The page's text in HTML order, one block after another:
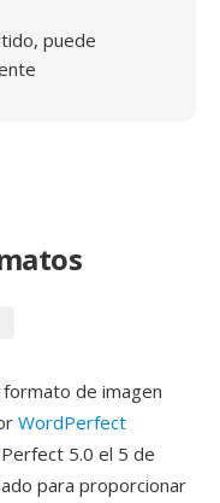
puede
de imagen
WordPerfect
5.0 el 5 de
para proporcionar